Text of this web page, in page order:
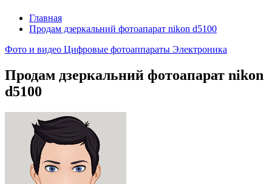
Главная
Продам дзеркальний фотоапарат nikon d5100
Фото и видео Цифровые фотоаппараты Электроника
Продам дзеркальний фотоапарат nikon
d5100